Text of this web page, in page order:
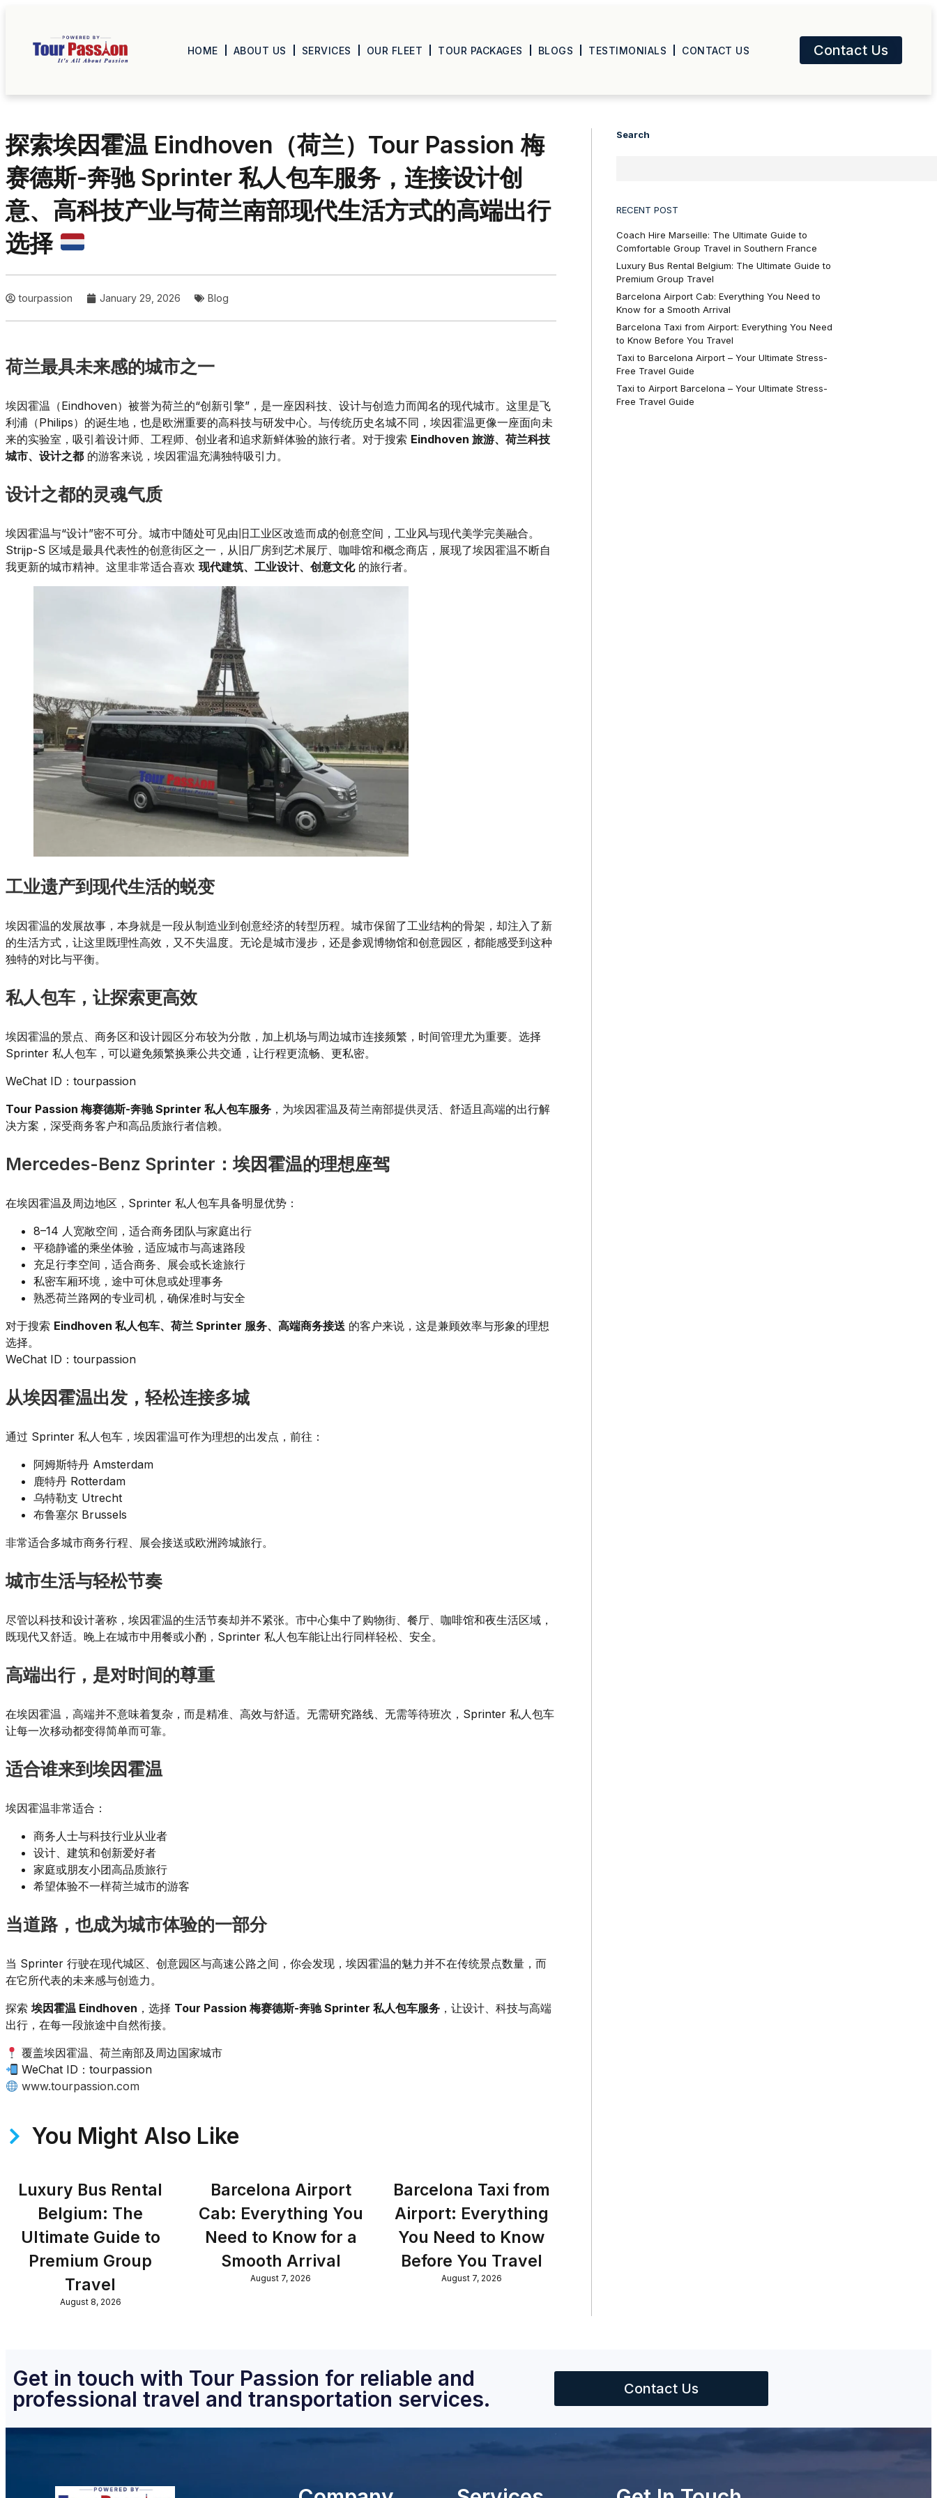
HOME ABOUT US SERVICES OUR FLEET TOUR PACKAGES BLOGS TESTIMONIALS CONTACT US Contact Us
探索埃因霍温 Eindhoven（荷兰）Tour Passion 梅
赛德斯-奔驰 Sprinter 私人包车服务，连接设计创
意、高科技产业与荷兰南部现代生活方式的高端出行
选择
tourpassion January 29, 2026 Blog
荷兰最具未来感的城市之一
埃因霍温（Eindhoven）被誉为荷兰的“创新引擎”，是一座因科技、设计与创造力而闻名的现代城市。这里是飞
利浦（Philips）的诞生地，也是欧洲重要的高科技与研发中心。与传统历史名城不同，埃因霍温更像一座面向未
来的实验室，吸引着设计师、工程师、创业者和追求新鲜体验的旅行者。对于搜索 Eindhoven 旅游、荷兰科技
城市、设计之都 的游客来说，埃因霍温充满独特吸引力。
设计之都的灵魂气质
埃因霍温与“设计”密不可分。城市中随处可见由旧工业区改造而成的创意空间，工业风与现代美学完美融合。
Strijp-S 区域是最具代表性的创意街区之一，从旧厂房到艺术展厅、咖啡馆和概念商店，展现了埃因霍温不断自
我更新的城市精神。这里非常适合喜欢 现代建筑、工业设计、创意文化的旅行者。
工业遗产到现代生活的蜕变
埃因霍温的发展故事，本身就是一段从制造业到创意经济的转型历程。城市保留了工业结构的骨架，却注入了新
的生活方式，让这里既理性高效，又不失温度。无论是城市漫步，还是参观博物馆和创意园区，都能感受到这种
独特的对比与平衡。
私人包车，让探索更高效
埃因霍温的景点、商务区和设计园区分布较为分散，加上机场与周边城市连接频繁，时间管理尤为重要。选择
Sprinter 私人包车，可以避免频繁换乘公共交通，让行程更流畅、更私密。
WeChat ID：tourpassion
Tour Passion 梅赛德斯-奔驰 Sprinter 私人包车服务 ，为埃因霍温及荷兰南部提供灵活、舒适且高端的出行解
决方案，深受商务客户和高品质旅行者信赖。
Mercedes-Benz Sprinter：埃因霍温的理想座驾
在埃因霍温及周边地区，Sprinter 私人包车具备明显优势：
8–14 人宽敞空间，适合商务团队与家庭出行
平稳静谧的乘坐体验，适应城市与高速路段
充足行李空间，适合商务、展会或长途旅行
私密车厢环境，途中可休息或处理事务
熟悉荷兰路网的专业司机，确保准时与安全
对于搜索 Eindhoven 私人包车、荷兰 Sprinter 服务、高端商务接送 的客户来说，这是兼顾效率与形象的理想
选择。
WeChat ID：tourpassion
从埃因霍温出发，轻松连接多城
通过 Sprinter 私人包车，埃因霍温可作为理想的出发点，前往：
阿姆斯特丹 Amsterdam
鹿特丹 Rotterdam
乌特勒支 Utrecht
布鲁塞尔 Brussels
非常适合多城市商务行程、展会接送或欧洲跨城旅行。
城市生活与轻松节奏
尽管以科技和设计著称，埃因霍温的生活节奏却并不紧张。市中心集中了购物街、餐厅、咖啡馆和夜生活区域，
既现代又舒适。晚上在城市中用餐或小酌，Sprinter 私人包车能让出行同样轻松、安全。
高端出行，是对时间的尊重
在埃因霍温，高端并不意味着复杂，而是精准、高效与舒适。无需研究路线、无需等待班次，Sprinter 私人包车
让每一次移动都变得简单而可靠。
适合谁来到埃因霍温
埃因霍温非常适合：
商务人士与科技行业从业者
设计、建筑和创新爱好者
家庭或朋友小团高品质旅行
希望体验不一样荷兰城市的游客
当道路，也成为城市体验的一部分
当 Sprinter 行驶在现代城区、创意园区与高速公路之间，你会发现，埃因霍温的魅力并不在传统景点数量，而
在它所代表的未来感与创造力。
探索 埃因霍温 Eindhoven ，选择 Tour Passion 梅赛德斯-奔驰 Sprinter 私人包车服务 ，让设计、科技与高端
出行，在每一段旅途中自然衔接。
覆盖埃因霍温、荷兰南部及周边国家城市
WeChat ID：tourpassion
www.tourpassion.com
You Might Also Like
Luxury Bus Rental
Belgium: The
Ultimate Guide to
Premium Group
Travel
August 8, 2026
Barcelona Airport
Cab: Everything You
Need to Know for a
Smooth Arrival
August 7, 2026
Barcelona Taxi from
Airport: Everything
You Need to Know
Before You Travel
August 7, 2026
Search
RECENT POST
Coach Hire Marseille: The Ultimate Guide to
Comfortable Group Travel in Southern France
Luxury Bus Rental Belgium: The Ultimate Guide to
Premium Group Travel
Barcelona Airport Cab: Everything You Need to
Know for a Smooth Arrival
Barcelona Taxi from Airport: Everything You Need
to Know Before You Travel
Taxi to Barcelona Airport – Your Ultimate Stress-
Free Travel Guide
Taxi to Airport Barcelona – Your Ultimate Stress-
Free Travel Guide
Get in touch with Tour Passion for reliable and
professional travel and transportation services.
Contact Us